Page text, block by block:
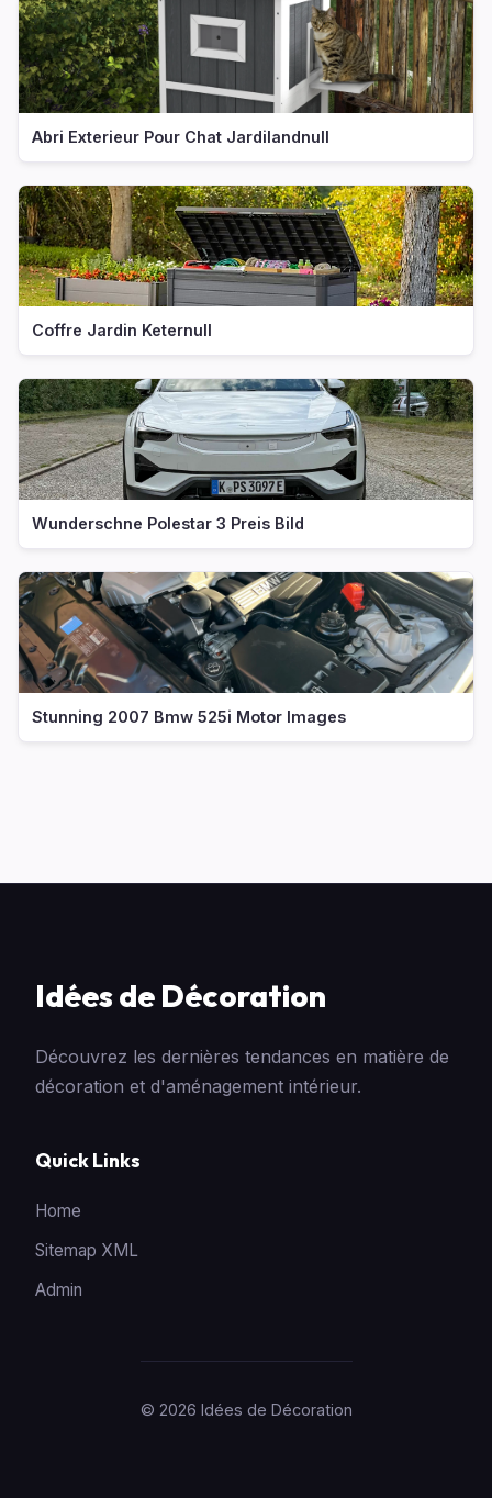
Abri Exterieur Pour Chat Jardilandnull
Coffre Jardin Keternull
Wunderschne Polestar 3 Preis Bild
Stunning 2007 Bmw 525i Motor Images
Idées de Décoration
Découvrez les dernières tendances en matière de
décoration et d'aménagement intérieur.
Quick Links
Home
Sitemap XML
Admin
© 2026 Idées de Décoration